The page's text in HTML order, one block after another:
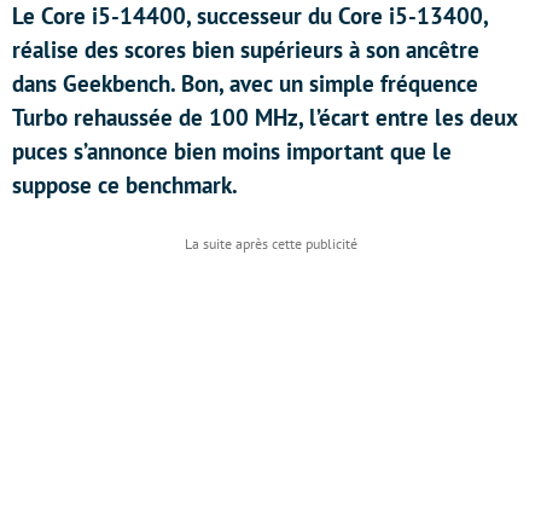
Le Core i5-14400, successeur du Core i5-13400,
réalise des scores bien supérieurs à son ancêtre
dans Geekbench. Bon, avec un simple fréquence
Turbo rehaussée de 100 MHz, l’écart entre les deux
puces s’annonce bien moins important que le
suppose ce benchmark.